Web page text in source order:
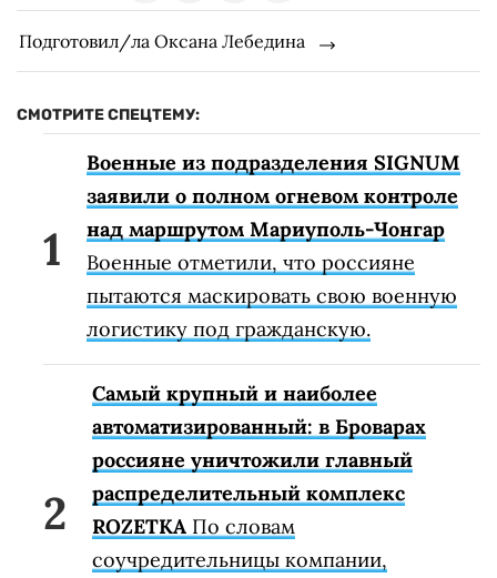
Подготовил/ла Оксана Лебедина
СМОТРИТЕ СПЕЦТЕМУ:
Военные из подразделения SIGNUM
заявили о полном огневом контроле
над маршрутом Мариуполь-Чонгар
Военные отметили, что россияне
пытаются маскировать свою военную
логистику под гражданскую.
Самый крупный и наиболее
автоматизированный: в Броварах
россияне уничтожили главный
распределительный комплекс
ROZETKA По словам
соучредительницы компании,